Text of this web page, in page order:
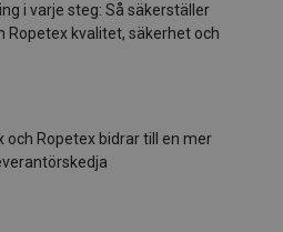
i varje steg: Så säkerställer
Ropetex kvalitet, säkerhet och
och Ropetex bidrar till en mer